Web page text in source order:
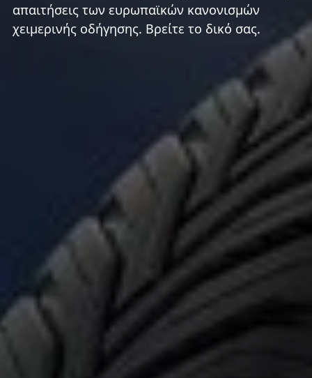
απαιτήσεις των ευρωπαϊκών κανονισμών
χειμερινής οδήγησης. Βρείτε το δικό σας.